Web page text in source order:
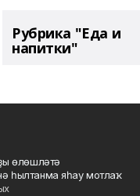
Рубрика "Еда и
напитки"
өлөшләтә
һылтанма яһау мотлаҡ.